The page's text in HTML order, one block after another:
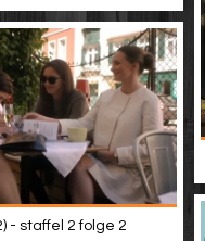
- staffel 2 folge 2